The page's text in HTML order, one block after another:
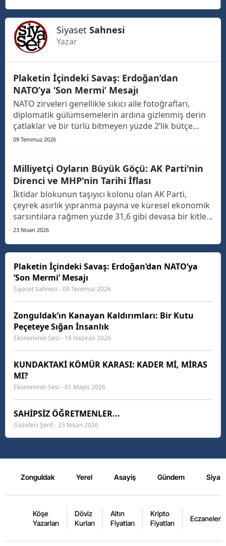
Siyaset Sahnesi
Yazar
Plaketin İçindeki Savaş: Erdoğan’dan
NATO’ya ‘Son Mermi’ Mesajı
NATO zirveleri genellikle sıkıcı aile fotoğrafları,
diplomatik gülümsemelerin ardına gizlenmiş derin
çatlaklar ve bir türlü bitmeyen yüzde 2’lik bütçe
tartışmalarıyla hatırlanır. Ancak dün masaya konan
09 Temmuz 2026
Milliyetçi Oyların Büyük Göçü: AK Parti'nin
Direnci ve MHP'nin Tarihi İflası
İktidar blokunun taşıyıcı kolonu olan AK Parti,
çeyrek asırlık yıpranma payına ve küresel ekonomik
sarsıntılara rağmen yüzde 31,6 gibi devasa bir kitleyi
konsolide etmeyi başarıyor. Bu durum sıradan bir
sağın reflekslerini diri tutma ve devlet aklı...
23 Nisan 2026
Plaketin İçindeki Savaş: Erdoğan’dan NATO’ya
‘Son Mermi’ Mesajı
Siyaset Sahnesi - 09 Temmuz 2026
Zonguldak’ın Kanayan Kaldırımları: Bir Kutu
Peçeteye Sığan İnsanlık
Ekonominin Sesi - 18 Haziran 2026
KUNDAKTAKİ KÖMÜR KARASI: KADER Mİ, MİRAS
MI?
Ekonominin Sesi - 01 Mayıs 2026
SAHİPSİZ ÖĞRETMENLER...
Gazeteci Şerif - 25 Nisan 2026
Zonguldak Yerel Asayiş Gündem
Köşe
Yazarları
Döviz
Kurları
Altın
Fiyatları
Kripto
Fiyatları
Eczaneler